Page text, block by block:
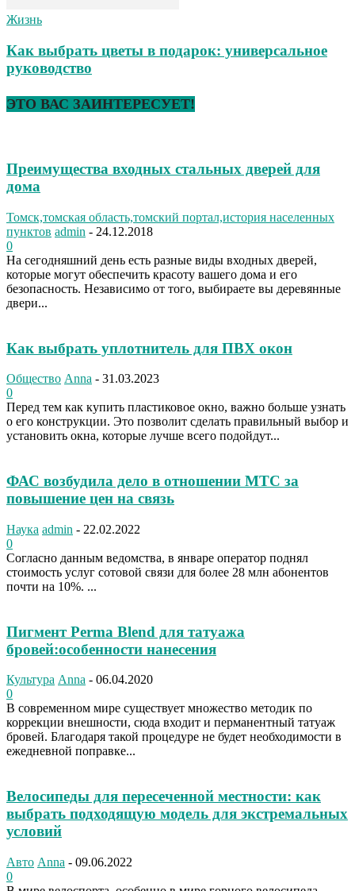
Жизнь
Как выбрать цветы в подарок: универсальное
руководство
ЭТО ВАС ЗАИНТЕРЕСУЕТ!
Преимущества входных стальных дверей для
дома
Томск,томская область,томский портал,история населенных
пунктов admin - 24.12.2018
0
На сегодняшний день есть разные виды входных дверей,
которые могут обеспечить красоту вашего дома и его
безопасность. Независимо от того, выбираете вы деревянные
двери...
Как выбрать уплотнитель для ПВХ окон
Общество Anna - 31.03.2023
0
Перед тем как купить пластиковое окно, важно больше узнать
о его конструкции. Это позволит сделать правильный выбор и
установить окна, которые лучше всего подойдут...
ФАС возбудила дело в отношении МТС за
повышение цен на связь
Наука admin - 22.02.2022
0
Согласно данным ведомства, в январе оператор поднял
стоимость услуг сотовой связи для более 28 млн абонентов
почти на 10%. ...
Пигмент Perma Blend для татуажа
бровей:особенности нанесения
Культура Anna - 06.04.2020
0
В современном мире существует множество методик по
коррекции внешности, сюда входит и перманентный татуаж
бровей. Благодаря такой процедуре не будет необходимости в
ежедневной поправке...
Велосипеды для пересеченной местности: как
выбрать подходящую модель для экстремальных
условий
Авто Anna - 09.06.2022
0